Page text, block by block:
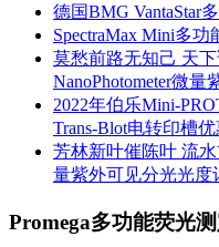
德国BMG VantaStar
SpectraMax Mini多
莫愁前路无知己 天
NanoPhotometer微
2022年伯乐Mini-
Trans-Blot电转印槽
芳林新叶催陈叶 流
量紫外可见分光光度
Promega多功能荧光